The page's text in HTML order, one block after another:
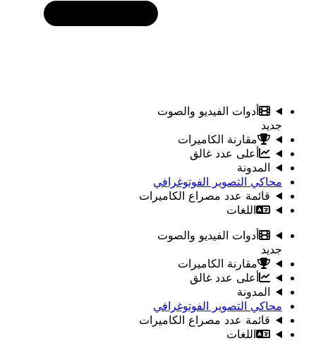
أدوات الفيديو والصوت
جديد
مقارنة الكاميرات
أعلى عدد غالق
المدونة
محاكي التصوير الفوتوغرافي
قائمة عدد مصراع الكاميرات
اللغات
أدوات الفيديو والصوت
جديد
مقارنة الكاميرات
أعلى عدد غالق
المدونة
محاكي التصوير الفوتوغرافي
قائمة عدد مصراع الكاميرات
اللغات